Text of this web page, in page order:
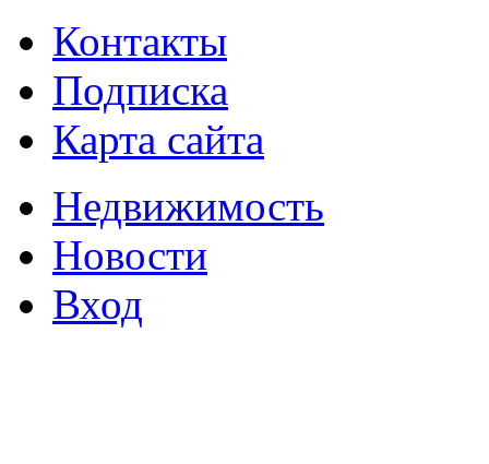
Контакты
Подписка
Карта сайта
Недвижимость
Новости
Вход